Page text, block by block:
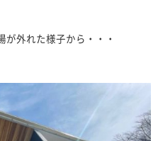
外れた様子から・・・